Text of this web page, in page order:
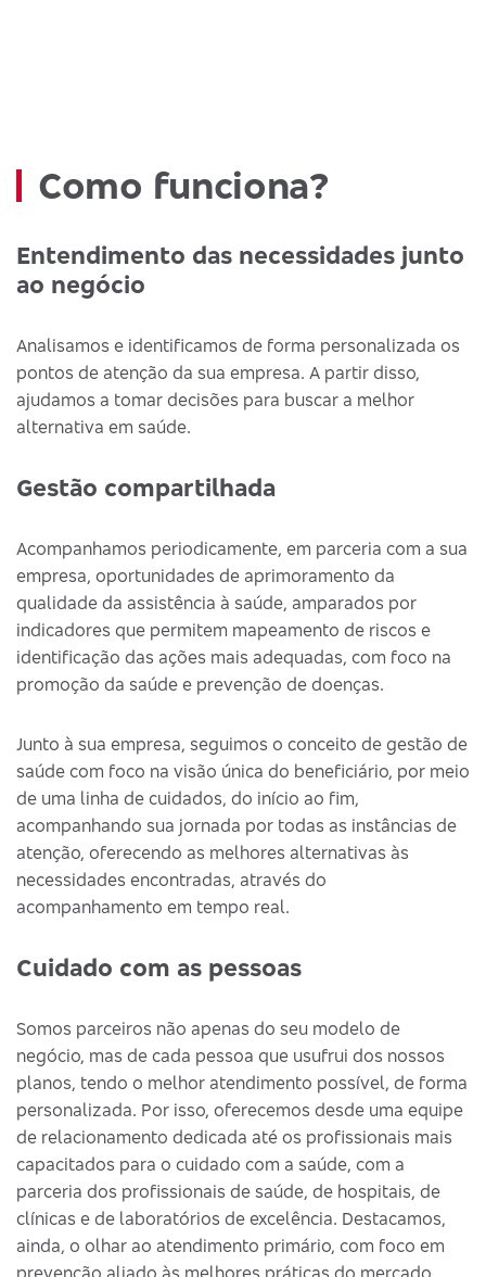
Como funciona?
Entendimento das necessidades junto
ao negócio
Analisamos e identificamos de forma personalizada os
pontos de atenção da sua empresa. A partir disso,
ajudamos a tomar decisões para buscar a melhor
alternativa em saúde.
Gestão compartilhada
Acompanhamos periodicamente, em parceria com a sua
empresa, oportunidades de aprimoramento da
qualidade da assistência à saúde, amparados por
indicadores que permitem mapeamento de riscos e
identificação das ações mais adequadas, com foco na
promoção da saúde e prevenção de doenças.
Junto à sua empresa, seguimos o conceito de gestão de
saúde com foco na visão única do beneficiário, por meio
de uma linha de cuidados, do início ao fim,
acompanhando sua jornada por todas as instâncias de
atenção, oferecendo as melhores alternativas às
necessidades encontradas, através do
acompanhamento em tempo real.
Cuidado com as pessoas
Somos parceiros não apenas do seu modelo de
negócio, mas de cada pessoa que usufrui dos nossos
planos, tendo o melhor atendimento possível, de forma
personalizada. Por isso, oferecemos desde uma equipe
de relacionamento dedicada até os profissionais mais
capacitados para o cuidado com a saúde, com a
parceria dos profissionais de saúde, de hospitais, de
clínicas e de laboratórios de excelência. Destacamos,
ainda, o olhar ao atendimento primário, com foco em
prevenção aliado às melhores práticas do mercado.